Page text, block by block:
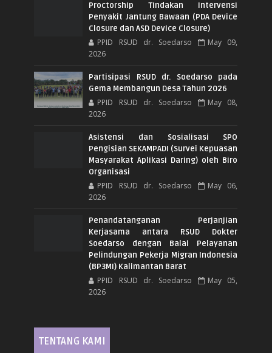
Proctorship Tindakan Intervensi
Penyakit Jantung Bawaan (PDA Device
Closure dan ASD Device Closure)
PPID RSUD dr. Soedarso
May 09,
2026
Partisipasi RSUD dr. Soedarso pada
Gema Membangun Desa Tahun 2026
PPID RSUD dr. Soedarso
May 08,
2026
Asistensi dan Sosialisasi SPO
Pengisian SEKAMPADI (Survei Kepuasan
Masyarakat Aplikasi Daring) oleh Biro
Organisasi
PPID RSUD dr. Soedarso
May 06,
2026
Penandatanganan Perjanjian
Kerjasama antara RSUD Dokter
Soedarso dengan Balai Pelayanan
Pelindungan Pekerja Migran Indonesia
(BP3MI) Kalimantan Barat
PPID RSUD dr. Soedarso
May 05,
2026
TENTANG KAMI